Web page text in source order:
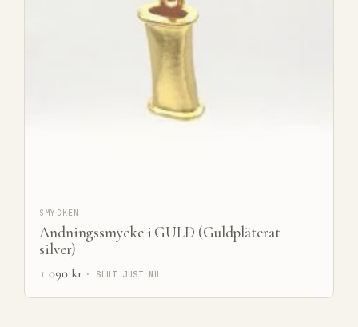
SMYCKEN
Andningssmycke i GULD (Guldpläterat
silver)
1 090 kr · SLUT JUST NU